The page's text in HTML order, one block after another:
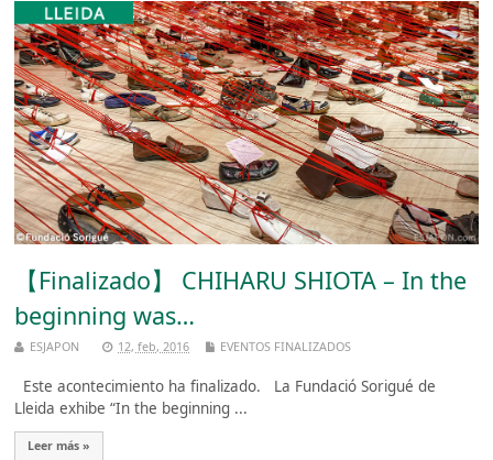
【Finalizado】 CHIHARU SHIOTA – In the
beginning was…
ESJAPON 12, feb, 2016 EVENTOS FINALIZADOS
Este acontecimiento ha finalizado. La Fundació Sorigué de
Lleida exhibe “In the beginning ...
Leer más »